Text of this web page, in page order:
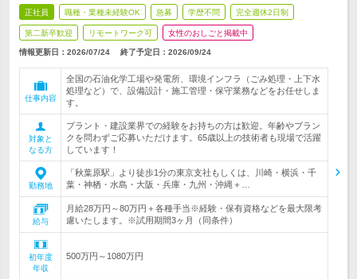
正社員 職種・業種未経験OK 急募 学歴不問 完全週休2日制
第二新卒歓迎 リモートワーク可 女性のおしごと掲載中
情報更新日：2026/07/24 終了予定日： 2026/09/24
仕事内容
全国の石油化学工場や発電所、環境インフラ（ごみ処理・上下水
処理など）で、設備設計・施工管理・保守業務などをお任せしま
す。
対象と
なる方
プラント・建設業界での経験をお持ちの方は歓迎。年齢やブラン
クを問わずご応募いただけます。65歳以上の技術者も現場で活躍
しています！
勤務地
「秋葉原駅」より徒歩1分の東京支社もしくは、川崎・横浜・千
葉・神栖・水島・大阪・兵庫・九州・沖縄＋…
給与
月給28万円～80万円＋各種手当※経験・保有資格などを最大限考
慮いたします。※試用期間3ヶ月（同条件）
初年度
年収
500万円～1080万円